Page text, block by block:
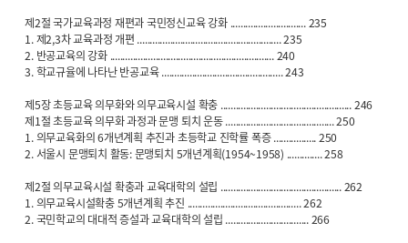
제2절 국가교육과정 재편과 국민정신교육 강화 .............................. 235
1. 제2,3차 교육과정 개편 ......................................................... 235
2. 반공교육의 강화 ................................................................. 240
3. 학교규율에 나타난 반공교육 ................................................ 243
제5장 초등교육 의무화와 의무교육시설 확충 .................................................... 246
제1절 초등교육 의무화 과정과 문맹 퇴치 운동 ........................................... 250
1. 의무교육화의 6개년계획 추진과 초등학교 진학률 폭증 ................. 250
2. 서울시 문맹퇴치 활동: 문맹퇴치 5개년계획(1954~1958) .............. 258
제2절 의무교육시설 확충과 교육대학의 설립 ................................................ 262
1. 의무교육시설확충 5개년계획 추진 ............................................. 262
2. 국민학교의 대대적 증설과 교육대학의 설립 ................................. 266